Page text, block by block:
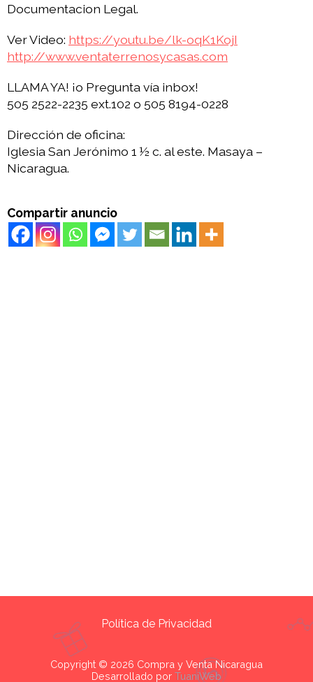
Documentacion Legal.
Ver Video: https://youtu.be/lk-oqK1KojI
http://www.ventaterrenosycasas.com
LLAMA YA! ¡o Pregunta vía inbox!
505 2522-2235 ext.102 o 505 8194-0228
Dirección de oficina:
Iglesia San Jerónimo 1 ½ c. al este. Masaya –
Nicaragua.
Compartir anuncio
Política de Privacidad
Copyright © 2026 Compra y Venta Nicaragua
Desarrollado por TuaniWeb